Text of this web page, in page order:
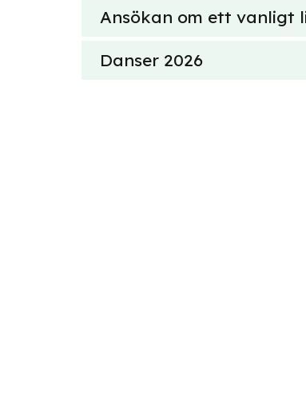
Ansökan om ett vanligt
Danser 2026